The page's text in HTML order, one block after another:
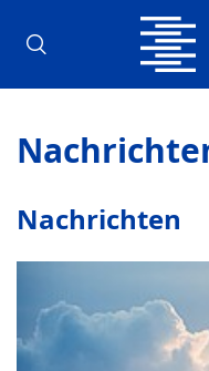
Nachrichten